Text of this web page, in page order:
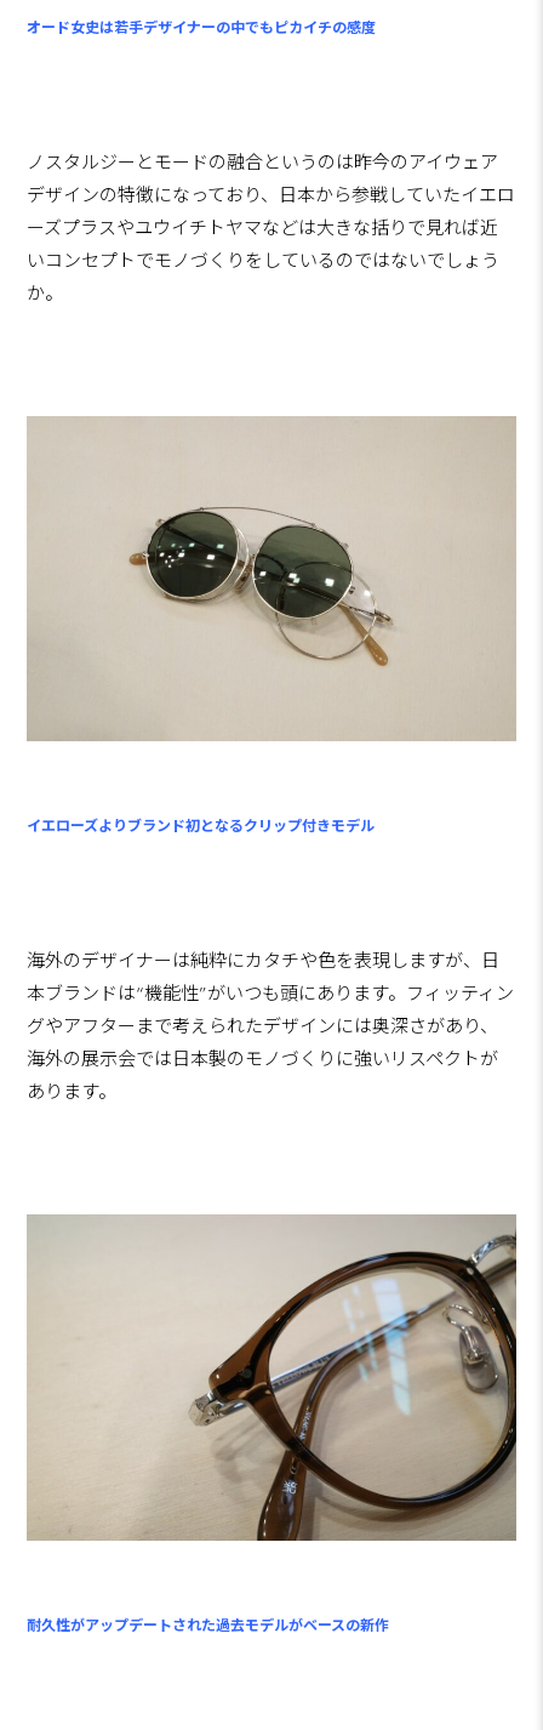
オード女史は若手デザイナーの中でもピカイチの感度
ノスタルジーとモードの融合というのは昨今のアイウェア
デザインの特徴になっており、日本から参戦していたイエロ
ーズプラスやユウイチトヤマなどは大きな括りで見れば近
いコンセプトでモノづくりをしているのではないでしょう
か。
イエローズよりブランド初となるクリップ付きモデル
海外のデザイナーは純粋にカタチや色を表現しますが、日
本ブランドは“機能性”がいつも頭にあります。フィッティン
グやアフターまで考えられたデザインには奥深さがあり、
海外の展示会では日本製のモノづくりに強いリスペクトが
あります。
耐久性がアップデートされた過去モデルがベースの新作